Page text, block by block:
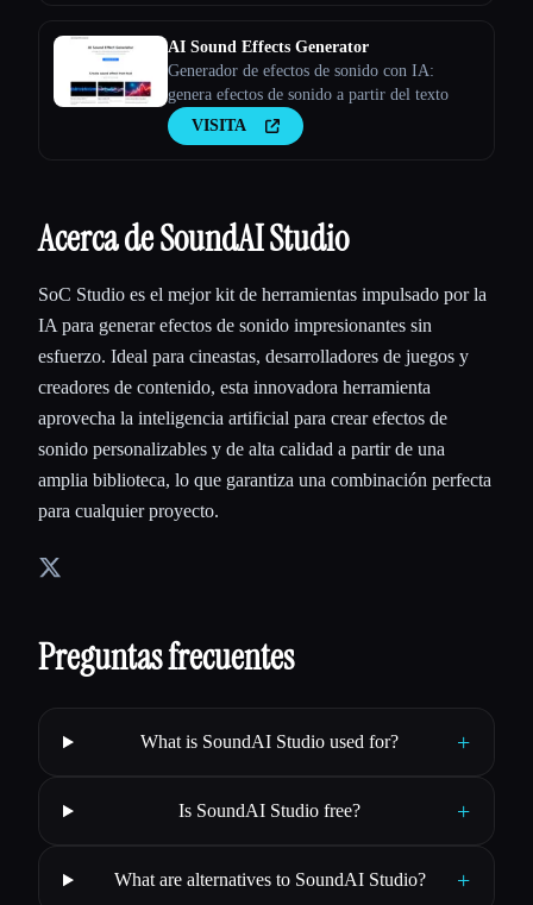
AI Sound Effects Generator
Generador de efectos de sonido con IA:
genera efectos de sonido a partir del texto
VISITA
Acerca de SoundAI Studio
SoC Studio es el mejor kit de herramientas impulsado por la
IA para generar efectos de sonido impresionantes sin
esfuerzo. Ideal para cineastas, desarrolladores de juegos y
creadores de contenido, esta innovadora herramienta
aprovecha la inteligencia artificial para crear efectos de
sonido personalizables y de alta calidad a partir de una
amplia biblioteca, lo que garantiza una combinación perfecta
para cualquier proyecto.
Preguntas frecuentes
What is SoundAI Studio used for? +
Is SoundAI Studio free? +
What are alternatives to SoundAI Studio? +